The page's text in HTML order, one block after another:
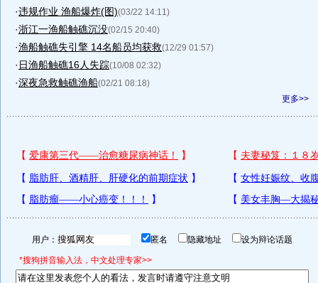
·违规作业 渔船爆炸(图)(03/22 14:11)
·浙江一渔船触礁沉没(02/15 20:40)
·渔船触礁失引擎 14名船员均获救(12/29 01:57)
· 日渔船触礁16人失踪(10/08 02:32)
·深夜急救触礁渔船(02/21 08:18)
更多>>
用户： 匿名 隐藏地址 设为辩论话题
*搜狗拼音输入法，中文处理专家>>